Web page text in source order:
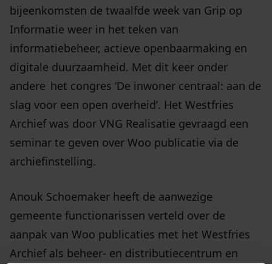
bijeenkomsten de twaalfde week van Grip op
Informatie weer in het teken van
informatiebeheer, actieve openbaarmaking en
digitale duurzaamheid. Met dit keer onder
andere het congres ‘De inwoner centraal: aan de
slag voor een open overheid’. Het Westfries
Archief was door VNG Realisatie gevraagd een
seminar te geven over Woo publicatie via de
archiefinstelling.
Anouk Schoemaker heeft de aanwezige
gemeente functionarissen verteld over de
aanpak van Woo publicaties met het Westfries
Archief als beheer- en distributiecentrum en